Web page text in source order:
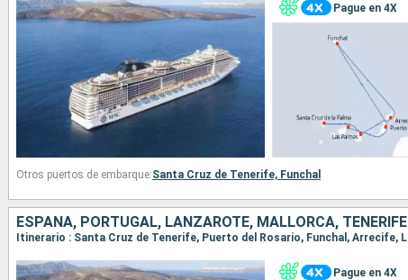
Pague en 4X
Otros puertos de embarque:Santa Cruz de Tenerife, Funchal
ESPAÑA, PORTUGAL, LANZAROTE, MALLORCA, TENERIFE
Pague en 4X